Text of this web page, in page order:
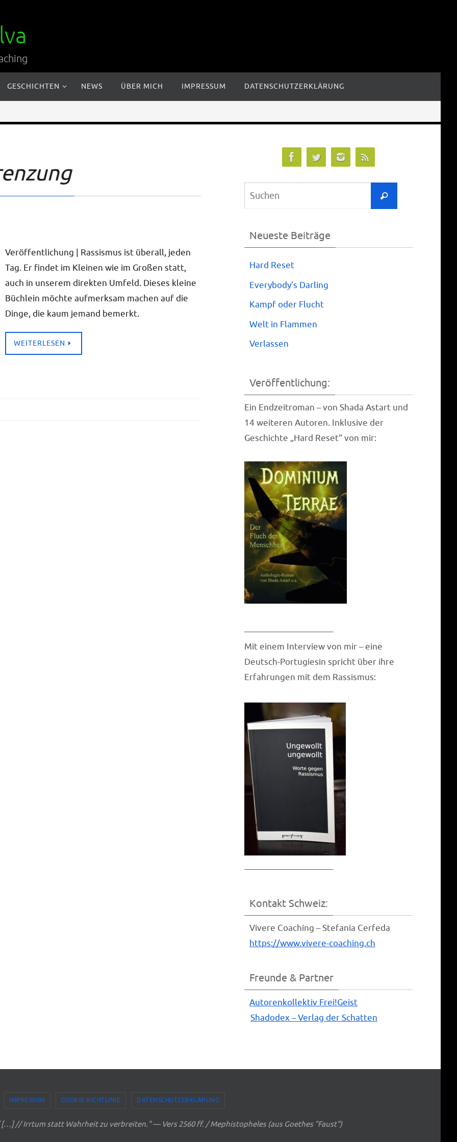
GESCHICHTEN NEWS ÜBER MICH IMPRESSUM DATENSCHUTZERKLÄRUNG
Ver­öf­fent­li­chung | Ras­sis­mus ist über­all, jeden
Tag. Er fin­det im Klei­nen wie im Gro­ßen statt,
auch in unse­rem direk­ten Umfeld. Die­ses klei­ne
Büch­lein möch­te auf­merk­sam machen auf die
Din­ge, die kaum jemand bemerkt.
WEI­TER­LE­SEN
Suchen
Neueste Beiträge
Hard Reset
Everybody’s Darling
Kampf oder Flucht
Welt in Flammen
Verlassen
Veröffentlichung:
Ein End­zeit­ro­man – von Shada Astart und
14 wei­te­ren Autoren. Inklu­si­ve der
Geschich­te „Hard Reset“ von mir:
——————————-
Mit einem Inter­view von mir – eine
Deutsch-Por­tu­gie­sin spricht über ihre
Erfah­run­gen mit dem Rassismus:
——————————-
Kontakt Schweiz:
Vive­re Coa­ching – Ste­fa­nia Cerfeda
https://www.vivere-coaching.ch
Freunde & Partner
Autoren­kol­lek­tiv Frei!Geist
Shado­dex – Ver­lag der Schatten
IMPRESSUM COOKIE-RICHTLINIE DATENSCHUTZERKLÄRUNG
[…] // Irrtum statt Wahrheit zu verbreiten." — Vers 2560 ff. / Mephistopheles (aus Goethes "Faust")